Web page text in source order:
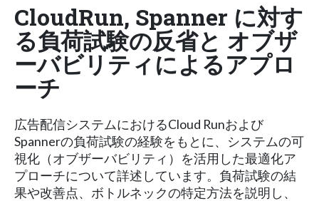
CloudRun, Spanner に対す
る負荷試験の反省と オブザ
ーバビリティによるアプロ
ーチ
広告配信システムにおけるCloud Runおよび
Spannerの負荷試験の経験をもとに、システムの可
視化（オブザーバビリティ）を活用した最適化ア
プローチについて詳述しています。負荷試験の結
果や改善点、ボトルネックの特定方法を説明し、